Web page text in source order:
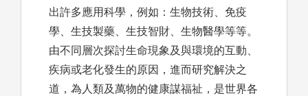
出許多應用科學，例如：生物技術、免疫
學、生技製藥、生技智財、生物醫學等等。
由不同層次探討生命現象及與環境的互動、
疾病或老化發生的原因，進而研究解決之
道，為人類及萬物的健康謀福祉，是世界各